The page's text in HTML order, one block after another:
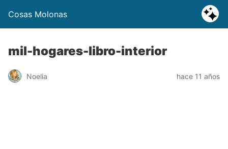
Cosas Molonas
mil-hogares-libro-interior
Noelia hace 11 años